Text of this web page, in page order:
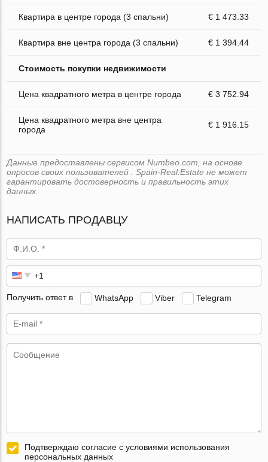
Квартира в центре города (3 спальни) € 1 473.33
Квартира вне центра города (3 спальни) € 1 394.44
Стоимость покупки недвижимости
Цена квадратного метра в центре города € 3 752.94
Цена квадратного метра вне центра
города
€ 1 916.15
Данные предоставлены сервисом Numbeo.com, на основе
опросов своих пользователей . Spain-Real.Estate не может
гарантировать достоверность и правильность этих
данных.
НАПИСАТЬ ПРОДАВЦУ
Получить ответ в WhatsApp Viber Telegram
Подтверждаю согласие с условиями использования
персональных данных